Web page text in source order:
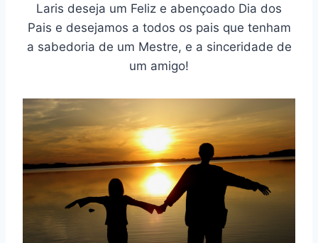
Laris deseja um Feliz e abençoado Dia dos
Pais e desejamos a todos os pais que tenham
a sabedoria de um Mestre, e a sinceridade de
um amigo!